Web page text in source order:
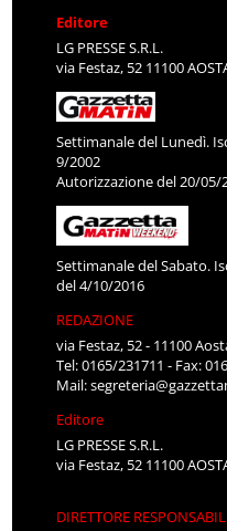
Editore
LG PRESSE S.R.L.
via Festaz, 52 11100
Settimanale del Lunedì.
9/2002
Autorizzazione del 20/05/
Settimanale del Sabato.
del 4/10/2016
REDAZIONE
via Festaz, 52 - 11100
Tel: 0165/231711 - Fax:
Mail:
Editore
LG PRESSE S.R.L.
via Festaz, 52 11100
DIRETTORE